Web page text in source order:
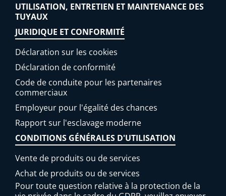
UTILISATION, ENTRETIEN ET MAINTENANCE DES
TUYAUX
JURIDIQUE ET CONFORMITÉ
Déclaration sur les cookies
Déclaration de conformité
Code de conduite pour les partenaires
commerciaux
Employeur pour l'égalité des chances
Rapport sur l'esclavage moderne
CONDITIONS GÉNÉRALES D'UTILISATION
Vente de produits ou de services
Achat de produits ou de services
Pour toute question relative à la protection de la